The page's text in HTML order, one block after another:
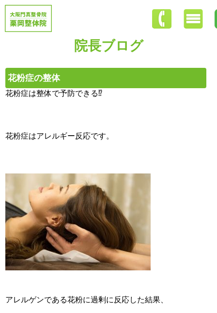
院長ブログ
花粉症の整体
花粉症は整体で予防できる⁉︎
花粉症はアレルギー反応です。
アレルゲンである花粉に過剰に反応した結果、